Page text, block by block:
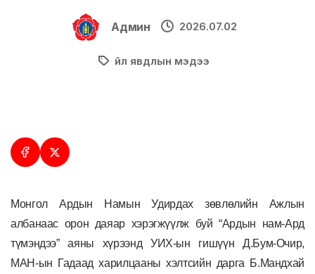
Админ 2026.07.02
Үйл явдлын мэдээ
Монгол Ардын Намын Удирдах зөвлөлийн Ажлын
албанаас орон даяар хэрэгжүүлж буй “Ардын нам-Ард
түмэндээ” аяны хүрээнд УИХ-ын гишүүн Д.Бум-Очир,
МАН-ын Гадаад харилцааны хэлтсийн дарга Б.Мандхай